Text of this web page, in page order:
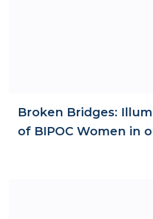
Broken Bridges:
of BIPOC Women in